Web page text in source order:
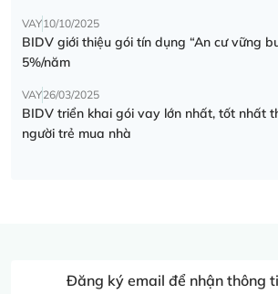
VAY10/10/2025
BIDV giới thiệu gói tín dụng “An cư vững
5%/năm
VAY26/03/2025
BIDV triển khai gói vay lớn nhất, tốt nhất
người trẻ mua nhà
Đăng ký email để nhận thông